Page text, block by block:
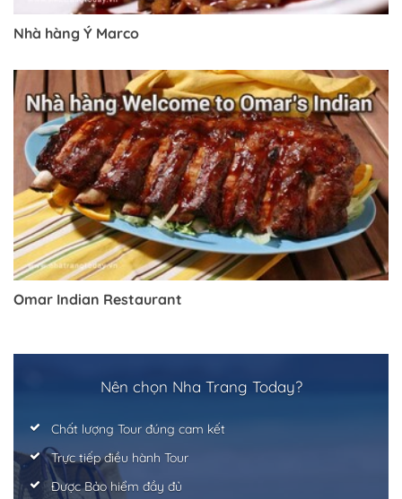
Nhà hàng Ý Marco
Omar Indian Restaurant
Nên chọn Nha Trang Today?
Chất lượng Tour đúng cam kết
Trực tiếp điều hành Tour
Được Bảo hiểm đầy đủ